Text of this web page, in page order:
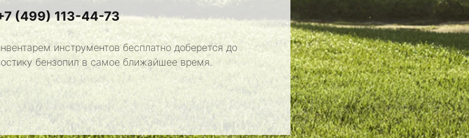
(499) 113-44-73
инструментов бесплатно доберется до
бензопил в самое ближайшее время.